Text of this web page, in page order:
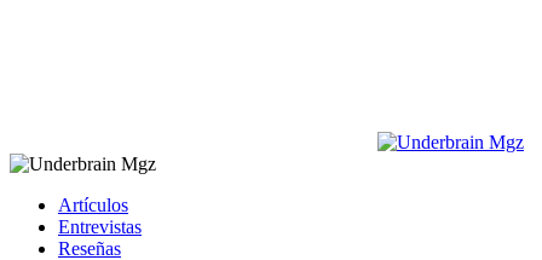
Artículos
Entrevistas
Reseñas